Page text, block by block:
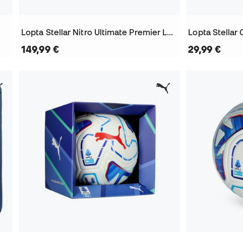
Lopta Stellar Nitro Ultimate Premier League 2026-2027
149,99 € 29,99 €